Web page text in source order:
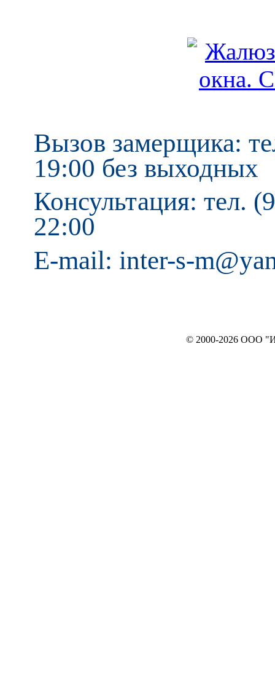
Вызов замерщика:
19:00 без выходных
Консультация: тел.
22:00
E-mail: inter-s-
© 2000-2026 ООО "ИНТЕРЬЕР`c"